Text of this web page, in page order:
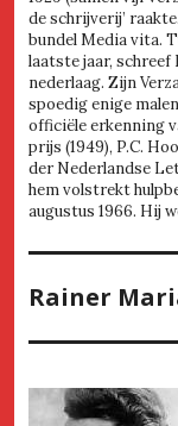
de schrijverij’
bundel Media vita.
laatste jaar, schreef
nederlaag. Zijn
spoedig enige
officiële erkenning
prijs (1949), P.C.
der Nederlandse
hem volstrekt
augustus 1966. Hij
Rainer